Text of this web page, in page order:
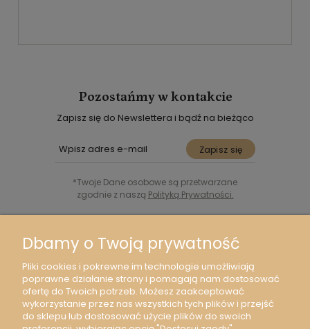
Pozostańmy w kontakcie
Zapisz się do Newslettera i bądź na bieżąco
Zapisz się
*Twoje Dane osobowe są przetwarzane
zgodnie z naszą Polityką Prywatności.
Moje konto
Dbamy o Twoją prywatność
Pliki cookies i pokrewne im technologie umożliwiają
poprawne działanie strony i pomagają nam dostosować
ofertę do Twoich potrzeb. Możesz zaakceptować
wykorzystanie przez nas wszystkich tych plików i przejść
do sklepu lub dostosować użycie plików do swoich